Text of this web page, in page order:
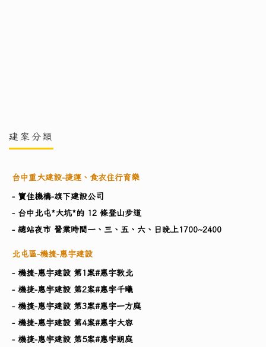
建案分類
台中重大建設-捷運、食衣住行育樂
- 寶佳機構-旗下建設公司
- 台中北屯*大坑*的 12 條登山步道
- 總站夜市 營業時間一、三、五、六、日晚上1700~2400
北屯區-機捷-惠宇建設
- 機捷-惠宇建設 第1案#惠宇敦北
- 機捷-惠宇建設 第2案#惠宇千曦
- 機捷-惠宇建設 第3案#惠宇一方庭
- 機捷-惠宇建設 第4案#惠宇大容
- 機捷-惠宇建設 第5案#惠宇朗庭